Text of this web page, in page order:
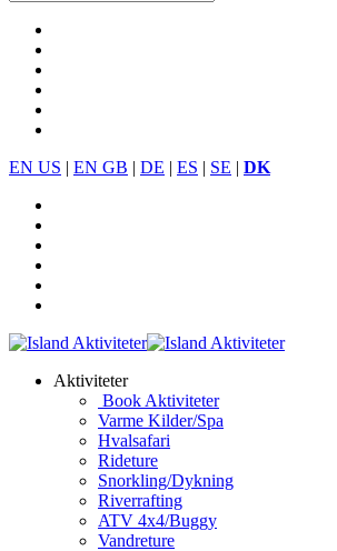
EN US | EN GB | DE | ES | SE | DK
Aktiviteter
Book Aktiviteter
Varme Kilder/Spa
Hvalsafari
Rideture
Snorkling/Dykning
Riverrafting
ATV 4x4/Buggy
Vandreture